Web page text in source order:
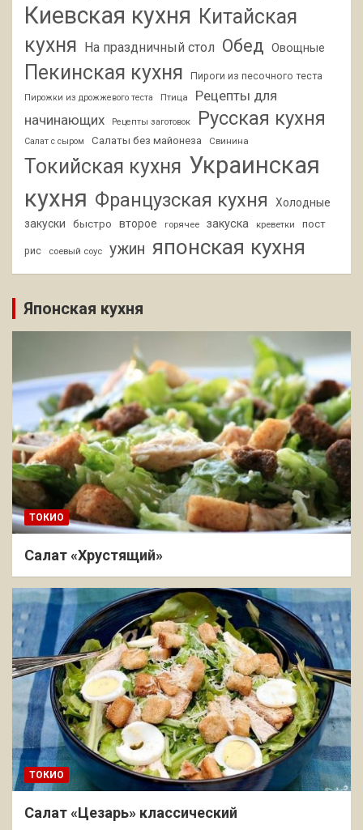
Киевская кухня Китайская
кухня На праздничный стол Обед Овощные
Пекинская кухня Пироги из песочного теста
Пирожки из дрожжевого теста Птица
Рецепты для
начинающих
Рецепты заготовок Русская кухня
Салат с сыром Салаты без майонеза Свинина
Токийская кухня Украинская
кухня Французская кухня
Холодные
закуски
быстро второе горячее закуска креветки пост
рис соевый соус ужин японская кухня
Японская кухня
ТОКИО
Салат «Хрустящий»
ТОКИО
Салат «Цезарь» классический